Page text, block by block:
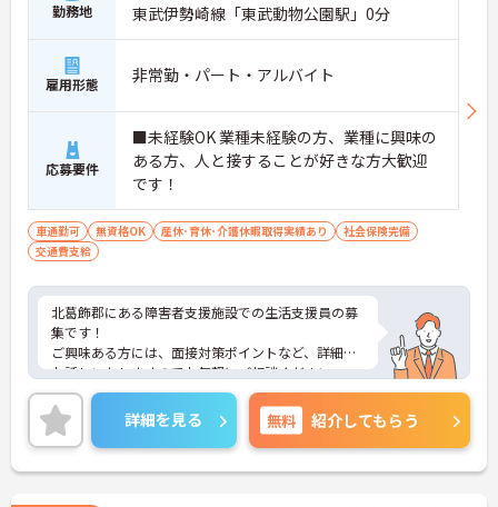
勤務地
東武伊勢崎線「東武動物公園駅」0分
雇用形態 非常勤・パート・アルバイト
応募要件
■未経験OK 業種未経験の方、業種に興味の
ある方、人と接することが好きな方大歓迎
です！
車通勤可 無資格OK 産休･育休･介護休暇取得実績あり
社会保険完備
交通費支給
北葛飾郡にある障害者支援施設での生活支援員の募
集です！
ご興味ある方には、面接対策ポイントなど、詳細を
お話しいたしますのでお気軽にご相談ください。
詳細を見る 無料 紹介してもらう